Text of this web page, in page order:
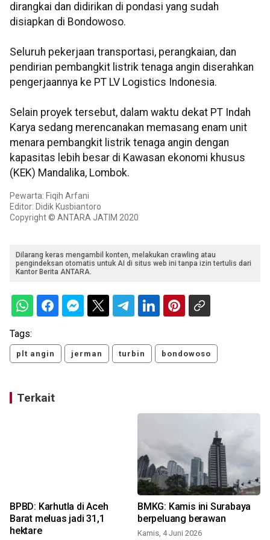
dirangkai dan didirikan di pondasi yang sudah
disiapkan di Bondowoso.
Seluruh pekerjaan transportasi, perangkaian, dan
pendirian pembangkit listrik tenaga angin diserahkan
pengerjaannya ke PT LV Logistics Indonesia.
Selain proyek tersebut, dalam waktu dekat PT Indah
Karya sedang merencanakan memasang enam unit
menara pembangkit listrik tenaga angin dengan
kapasitas lebih besar di Kawasan ekonomi khusus
(KEK) Mandalika, Lombok.
Pewarta: Fiqih Arfani
Editor: Didik Kusbiantoro
Copyright © ANTARA JATIM 2020
Dilarang keras mengambil konten, melakukan crawling atau
pengindeksan otomatis untuk AI di situs web ini tanpa izin tertulis dari
Kantor Berita ANTARA.
Tags:
plt angin jerman turbin bondowoso
Terkait
BPBD: Karhutla di Aceh
Barat meluas jadi 31,1
hektare
BMKG: Kamis ini Surabaya
berpeluang berawan
Kamis, 4 Juni 2026